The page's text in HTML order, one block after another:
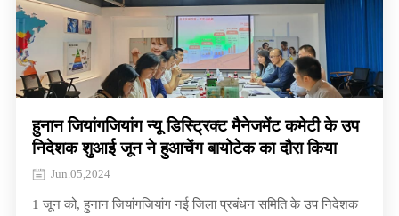
हुनान जियांगजियांग न्यू डिस्ट्रिक्ट मैनेजमेंट कमेटी के उप
निदेशक शुआई जून ने हुआचेंग बायोटेक का दौरा किया
Jun.05,2024
1 जून को, हुनान जियांगजियांग नई जिला प्रबंधन समिति के उप निदेशक